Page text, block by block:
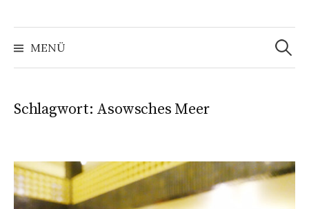
MENÜ
Suchen
nach:
Schlagwort: Asowsches Meer